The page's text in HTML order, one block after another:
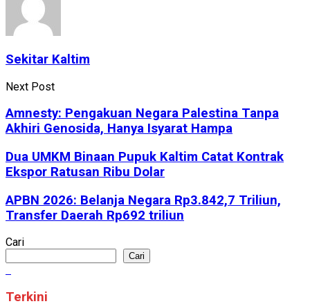
Sekitar Kaltim
Next Post
Amnesty: Pengakuan Negara Palestina Tanpa
Akhiri Genosida, Hanya Isyarat Hampa
Dua UMKM Binaan Pupuk Kaltim Catat Kontrak
Ekspor Ratusan Ribu Dolar
APBN 2026: Belanja Negara Rp3.842,7 Triliun,
Transfer Daerah Rp692 triliun
Cari
Cari
Terkini